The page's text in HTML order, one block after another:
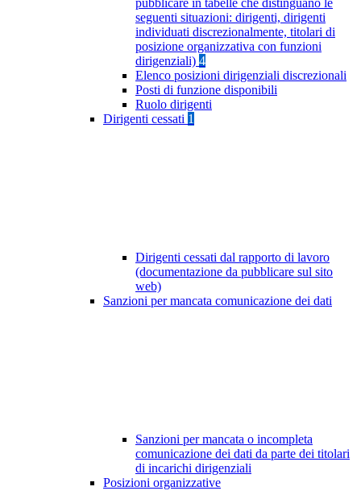
pubblicare in tabelle che distinguano le
seguenti situazioni: dirigenti, dirigenti
individuati discrezionalmente, titolari di
posizione organizzativa con funzioni
dirigenziali) 4
Elenco posizioni dirigenziali discrezionali
Posti di funzione disponibili
Ruolo dirigenti
Dirigenti cessati 1
Dirigenti cessati dal rapporto di lavoro
(documentazione da pubblicare sul sito
web)
Sanzioni per mancata comunicazione dei dati
Sanzioni per mancata o incompleta
comunicazione dei dati da parte dei titolari
di incarichi dirigenziali
Posizioni organizzative